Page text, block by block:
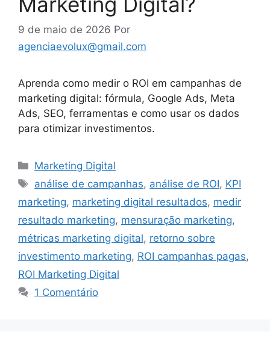
9 de maio de 2026 Por
agenciaevolux@gmail.com
Aprenda como medir o ROI em campanhas de
marketing digital: fórmula, Google Ads, Meta
Ads, SEO, ferramentas e como usar os dados
para otimizar investimentos.
Categorias
Marketing Digital
Tags
análise de campanhas, análise de ROI, KPI
marketing, marketing digital resultados, medir
resultado marketing, mensuração marketing,
métricas marketing digital, retorno sobre
investimento marketing, ROI campanhas pagas,
ROI Marketing Digital
1 Comentário